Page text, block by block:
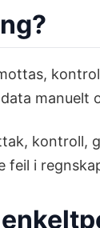
kontroll,
i